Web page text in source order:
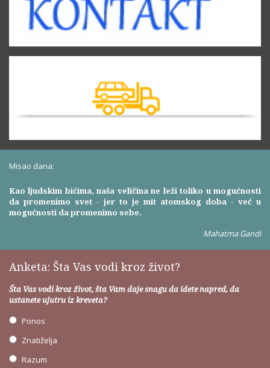
Misao dana:
Kao ljudskim bićima, naša veličina ne leži toliko u mogućnosti
da promenimo svet - jer to je mit atomskog doba - već u
mogućnosti da promenimo sebe.
Mahatma Gandi
Anketa: Šta Vas vodi kroz život?
Šta Vas vodi kroz život, šta Vam daje snagu da idete napred, da
ustanete ujutru iz kreveta?
Ponos
Znatiželja
Razum